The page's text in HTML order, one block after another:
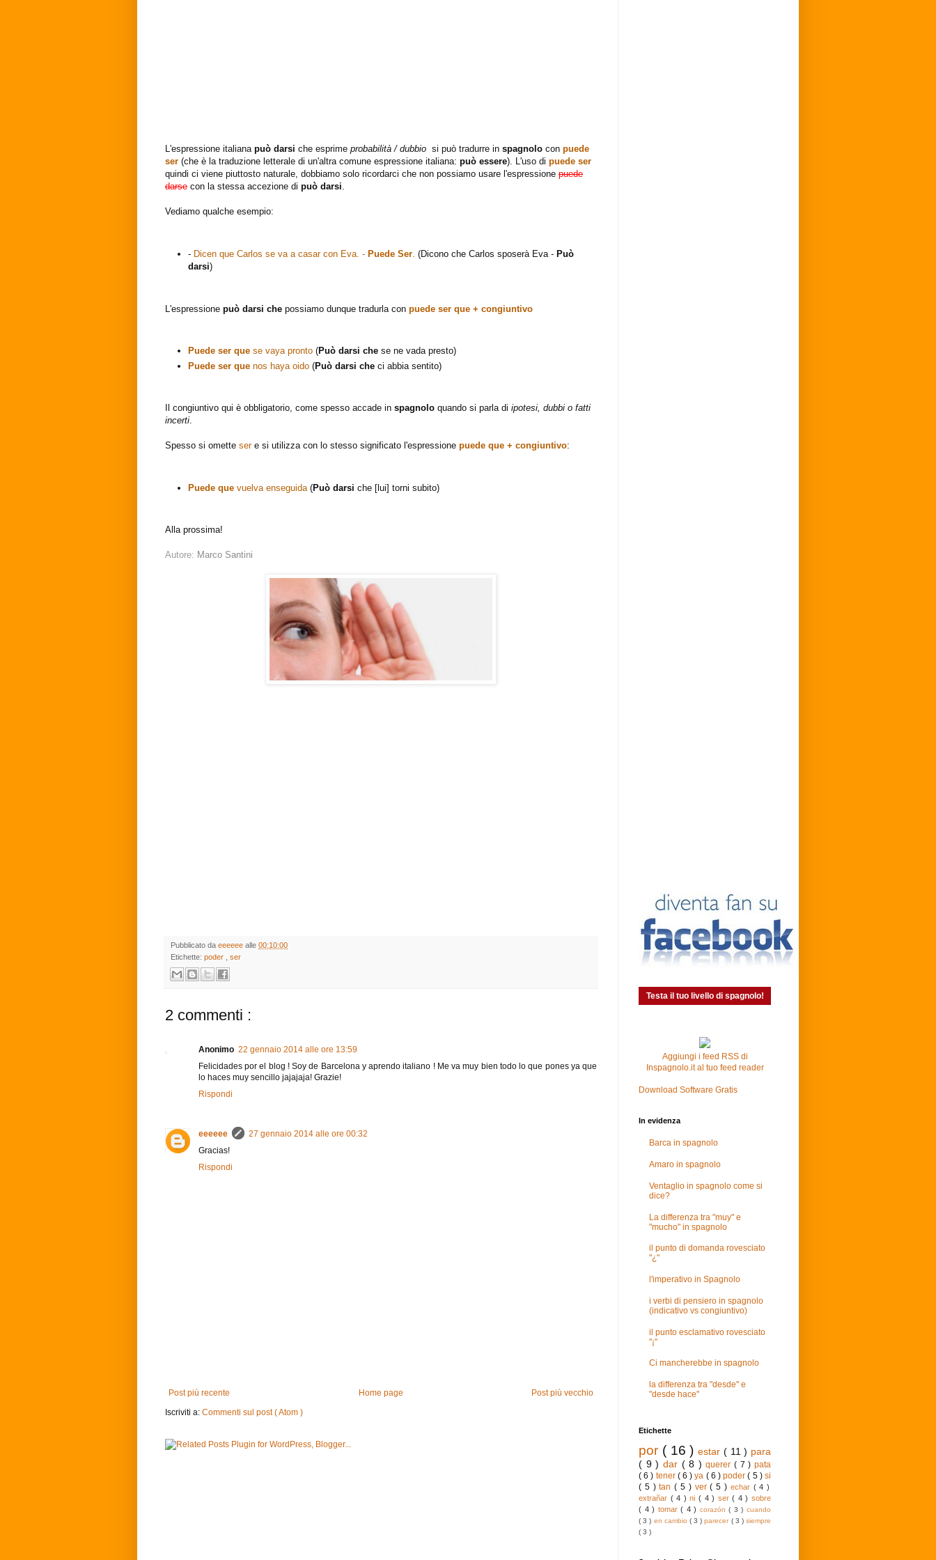
L'espressione italiana può darsi che esprime probabilità / dubbio si può tradurre in spagnolo con puede
ser (che è la traduzione letterale di un'altra comune espressione italiana: può essere). L'uso di puede ser
quindi ci viene piuttosto naturale, dobbiamo solo ricordarci che non possiamo usare l'espressione puede
darse con la stessa accezione di può darsi.
Vediamo qualche esempio:
- Dicen que Carlos se va a casar con Eva. - Puede Ser. (Dicono che Carlos sposerà Eva - Può
darsi)
L'espressione può darsi che possiamo dunque tradurla con puede ser que + congiuntivo
Puede ser que se vaya pronto (Può darsi che se ne vada presto)
Puede ser que nos haya oido (Può darsi che ci abbia sentito)
Il congiuntivo qui è obbligatorio, come spesso accade in spagnolo quando si parla di ipotesi, dubbi o fatti
incerti.
Spesso si omette sere si utilizza con lo stesso significato l'espressione puede que + congiuntivo:
Puede que vuelva enseguida (Può darsi che [lui] torni subito)
Alla prossima!
Autore: Marco Santini
Pubblicato da eeeeee alle 00:10:00
Etichette: poder ser
2 commenti :
Anonimo 22 gennaio 2014 alle ore 13:59
Felicidades por el blog ! Soy de Barcelona y aprendo italiano ! Me va muy bien todo lo que pones ya que
lo haces muy sencillo jajajaja! Grazie!
Rispondi
eeeeee
27 gennaio 2014 alle ore 00:32
Gracias!
Rispondi
Post più recente Post più vecchio
Home page
Iscriviti a: Commenti sul post ( Atom )
Testa il tuo livello di spagnolo!
Aggiungi i feed RSS di
Inspagnolo.it al tuo feed reader
Download Software Gratis
In evidenza
Barca in spagnolo
Amaro in spagnolo
Ventaglio in spagnolo come si
dice?
La differenza tra "muy" e
"mucho" in spagnolo
il punto di domanda rovesciato
"¿"
l'imperativo in Spagnolo
i verbi di pensiero in spagnolo
(indicativo vs congiuntivo)
il punto esclamativo rovesciato
"¡"
Ci mancherebbe in spagnolo
la differenza tra "desde" e
"desde hace"
Etichette
por ( 16 ) estar ( 11 ) para
( 9 ) dar ( 8 )querer( 7 )pata
( 6 ) tener ( 6 )ya ( 6 )poder( 5 )si
( 5 )tan( 5 ) ver( 5 ) echar ( 4 )
extrañar ( 4 )ni ( 4 ) ser( 4 )sobre
( 4 ) tomar( 4 ) corazón( 3 )cuando
( 3 ) en cambio ( 3 )parecer ( 3 )siempre
( 3 )